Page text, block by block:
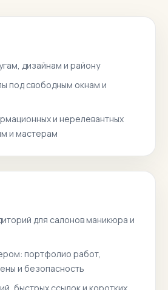
дизайнам и району
под свободным окнам и
и нерелевантных
и мастерам
для салонов маникюра и
портфолио работ,
и безопасность